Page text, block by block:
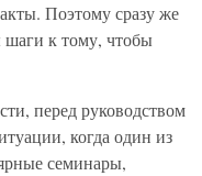
Поэтому сразу же
к тому, чтобы
перед руководством
когда один из
семинары,